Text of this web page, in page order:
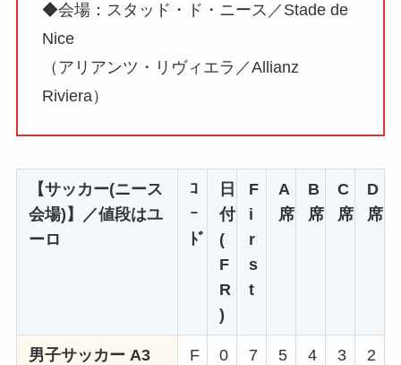
◆会場：スタッド・ド・ニース／Stade de
Nice
（アリアンツ・リヴィエラ／Allianz
Riviera）
【サッカー(ニース
会場)】／値段はユ
ーロ
ｺ
ｰ
ﾄﾞ
日
付
(
F
R
)
F
i
r
s
t
A
席
B
席
C
席
D
席
男子サッカー A3
F
0
7
5
4
3
2